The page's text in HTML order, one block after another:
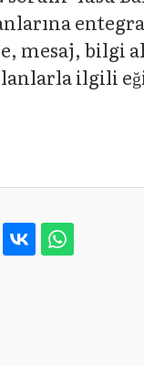
mesaj, bilgi
ilgili